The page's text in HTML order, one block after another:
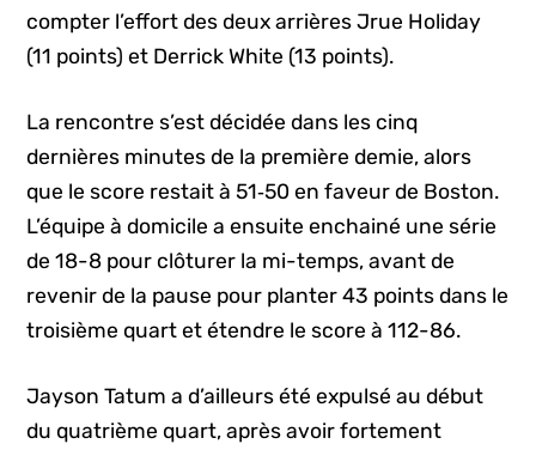
compter l’effort des deux arrières Jrue Holiday
(11 points) et Derrick White (13 points).
La rencontre s’est décidée dans les cinq
dernières minutes de la première demie, alors
que le score restait à 51‑50 en faveur de Boston.
L’équipe à domicile a ensuite enchainé une série
de 18-8 pour clôturer la mi-temps, avant de
revenir de la pause pour planter 43 points dans le
troisième quart et étendre le score à 112-86.
Jayson Tatum a d’ailleurs été expulsé au début
du quatrième quart, après avoir fortement